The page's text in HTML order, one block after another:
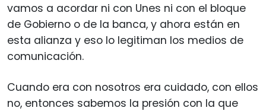
vamos a acordar ni con Unes ni con el bloque
de Gobierno o de la banca, y ahora están en
esta alianza y eso lo legitiman los medios de
comunicación.
Cuando era con nosotros era cuidado, con ellos
no, entonces sabemos la presión con la que